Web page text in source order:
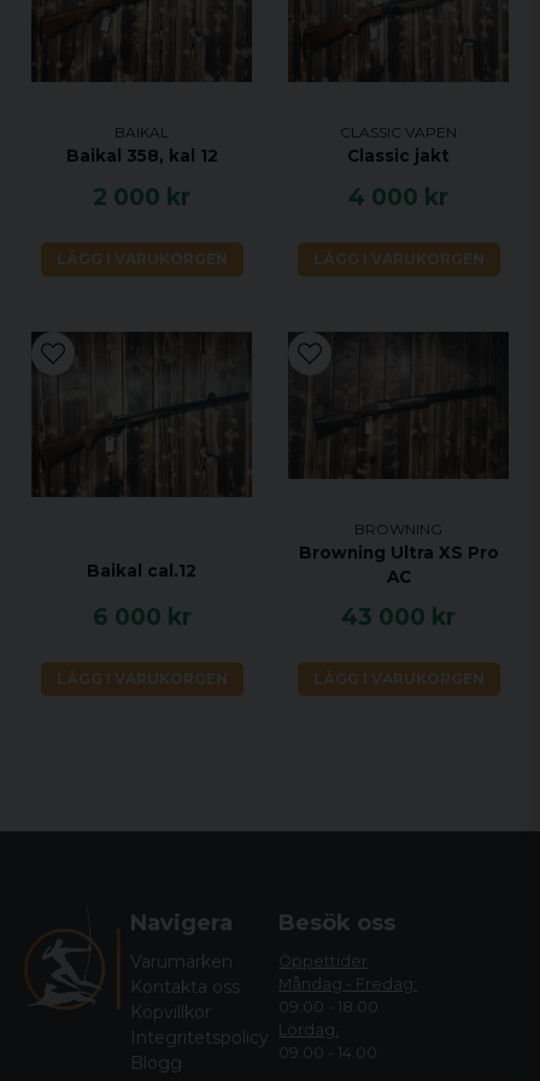
BAIKAL
Baikal 358, kal 12
2 000 kr
LÄGG I VARUKORGEN
CLASSIC VAPEN
Classic jakt
4 000 kr
LÄGG I VARUKORGEN
Baikal cal.12
6 000 kr
LÄGG I VARUKORGEN
BROWNING
Browning Ultra XS Pro
AC
43 000 kr
LÄGG I VARUKORGEN
Navigera
Varumärken
Kontakta oss
Köpvillkor
Integritetspolicy
Blogg
Besök oss
Öppettider
Måndag - Fredag:
09.00 - 18.00
Lördag:
09.00 - 14.00